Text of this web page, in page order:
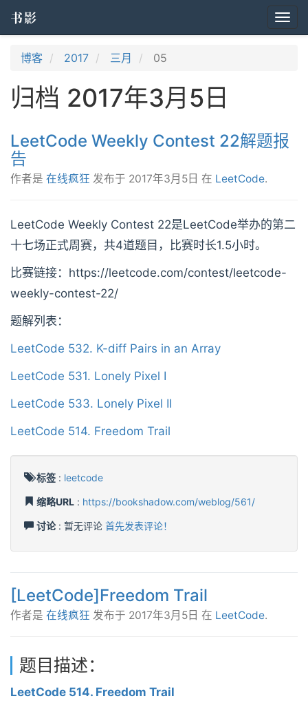
书影
博客 2017 三月 05
归档 2017年3月5日
LeetCode Weekly Contest 22解题报
告
作者是 在线疯狂 发布于 2017年3月5日 在 LeetCode.
LeetCode Weekly Contest 22是LeetCode举办的第二
十七场正式周赛，共4道题目，比赛时长1.5小时。
比赛链接：https://leetcode.com/contest/leetcode-
weekly-contest-22/
题解列表：
LeetCode 532. K-diff Pairs in an Array
LeetCode 531. Lonely Pixel I
LeetCode 533. Lonely Pixel II
LeetCode 514. Freedom Trail
标签 : leetcode
缩略URL : https://bookshadow.com/weblog/561/
讨论: 暂无评论 首先发表评论！
[LeetCode]Freedom Trail
作者是 在线疯狂 发布于 2017年3月5日 在 LeetCode.
题目描述：
LeetCode 514. Freedom Trail